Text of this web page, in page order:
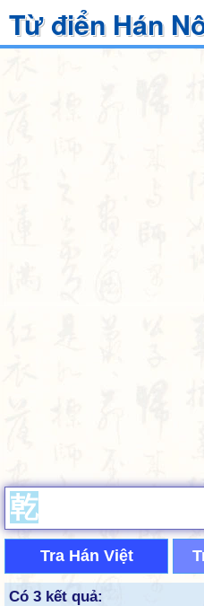
Từ điển Hán
Tra Hán Việt
Có 3 kết quả: